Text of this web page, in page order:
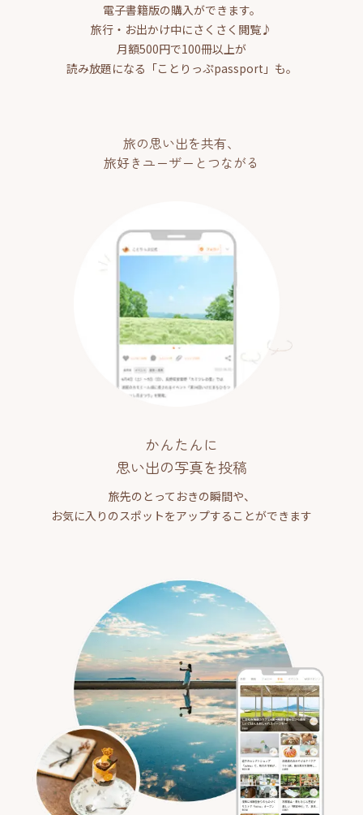
電子書籍版の購入ができます。
旅行・お出かけ中にさくさく閲覧♪
月額500円で100冊以上が
読み放題になる「ことりっぷpassport」も。
旅の思い出を共有、
旅好きユーザーとつながる
かんたんに
思い出の写真を投稿
旅先のとっておきの瞬間や、
お気に入りのスポットをアップすることができます